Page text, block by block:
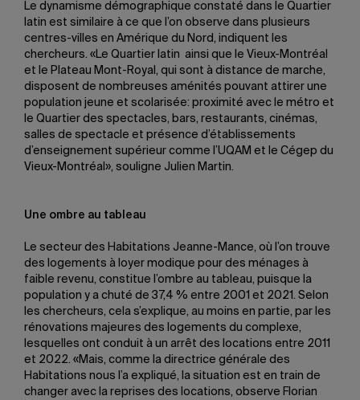
Le dynamisme démographique constaté dans le Quartier
latin est similaire à ce que l’on observe dans plusieurs
centres-villes en Amérique du Nord, indiquent les
chercheurs. «Le Quartier latin ainsi que le Vieux-Montréal
et le Plateau Mont-Royal, qui sont à distance de marche,
disposent de nombreuses aménités pouvant attirer une
population jeune et scolarisée: proximité avec le métro et
le Quartier des spectacles, bars, restaurants, cinémas,
salles de spectacle et présence d’établissements
d’enseignement supérieur comme l’UQAM et le Cégep du
Vieux-Montréal», souligne Julien Martin.
Une ombre au tableau
Le secteur des Habitations Jeanne-Mance, où l’on trouve
des logements à loyer modique pour des ménages à
faible revenu, constitue l’ombre au tableau, puisque la
population y a chuté de 37,4 % entre 2001 et 2021. Selon
les chercheurs, cela s’explique, au moins en partie, par les
rénovations majeures des logements du complexe,
lesquelles ont conduit à un arrêt des locations entre 2011
et 2022. «Mais, comme la directrice générale des
Habitations nous l’a expliqué, la situation est en train de
changer avec la reprises des locations, observe Florian